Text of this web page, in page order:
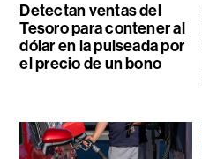
Detectan ventas del
Tesoro para contener al
dólar en la pulseada por
el precio de un bono